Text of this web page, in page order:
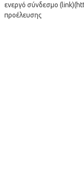
ενεργό σύνδεσμο
προέλευσης